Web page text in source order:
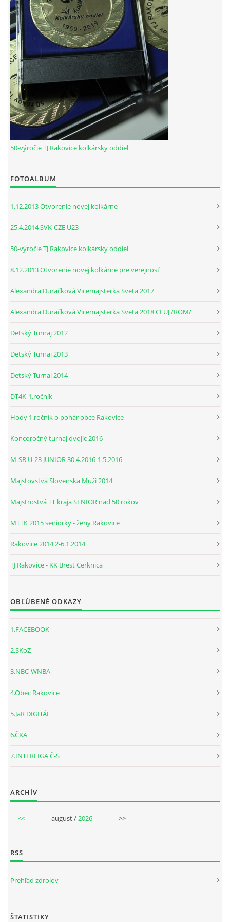
HODOVÝ TURNAJ
VIDEÁ Z RAKOVÍC
GPS SÚRADNICE
REKORDY NA KOLKÁRNI TJ RAKOVICE
Telovýchovná jednota Rakovice
DIČ: 2023718323
SK51 0900 0000 0002 8093 8342
© 2026 eStránky.sk
50-výročie TJ Rakovice kolkársky oddiel
FOTOALBUM
1.12.2013 Otvorenie novej kolkárne
25.4.2014 SVK-CZE U23
50-výročie TJ Rakovice kolkársky oddiel
8.12.2013 Otvorenie novej kolkárne pre verejnosť
Alexandra Duračková Vicemajsterka Sveta 2017
Alexandra Duračková Vicemajsterka Sveta 2018 CLUJ /ROM/
Detský Turnaj 2012
Detský Turnaj 2013
Detský Turnaj 2014
DT4K-1.ročník
Hody 1.ročník o pohár obce Rakovice
Koncoročný turnaj dvojíc 2016
M-SR U-23 JUNIOR 30.4.2016-1.5.2016
Majstovstvá Slovenska Muži 2014
Majstrostvá TT kraja SENIOR nad 50 rokov
MTTK 2015 seniorky - ženy Rakovice
Rakovice 2014 2-6.1.2014
TJ Rakovice - KK Brest Cerknica
OBĽÚBENÉ ODKAZY
1.FACEBOOK
2.SKoZ
3.NBC-WNBA
4.Obec Rakovice
5.JaR DIGITÁL
6.ČKA
7.INTERLIGA Č-S
ARCHÍV
<< august /2026 >>
RSS
Prehľad zdrojov
ŠTATISTIKY